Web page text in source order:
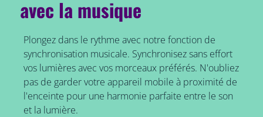
avec la musique
Plongez dans le rythme avec notre fonction de
synchronisation musicale. Synchronisez sans effort
vos lumières avec vos morceaux préférés. N'oubliez
pas de garder votre appareil mobile à proximité de
l'enceinte pour une harmonie parfaite entre le son
et la lumière.